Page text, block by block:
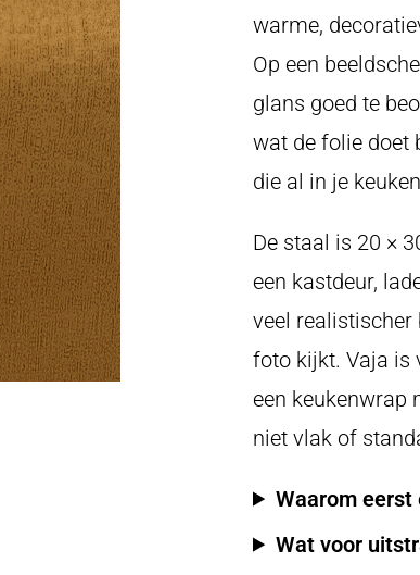
warme,
Op een
glans goed te
wat de folie doet
die al in je
De staal is 20 ×
een kastdeur,
veel realistischer
foto kijkt. Vaja is
een keukenwrap
niet vlak of
Waarom
Wat voor